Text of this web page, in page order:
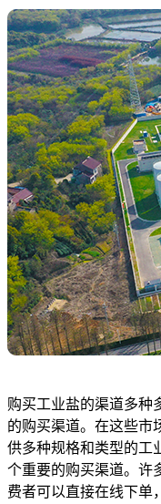
购买工业盐的渠道多种
的购买渠道。在这些市
供多种规格和类型的工
个重要的购买渠道。许
费者可以直接在线下单